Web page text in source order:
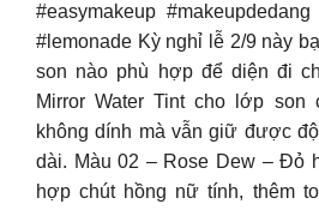
#easymakeup #makeupdedang
#lemonade Kỳ nghỉ lễ 2/9 này
son nào phù hợp để diện đi
Mirror Water Tint cho lớp son
không dính mà vẫn giữ được
dài. Màu 02 – Rose Dew – Đỏ
hợp chút hồng nữ tính, thêm